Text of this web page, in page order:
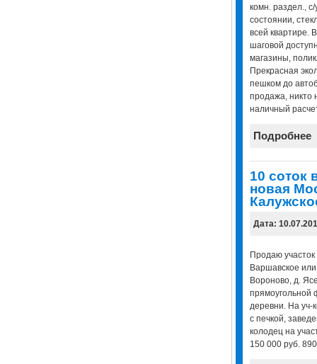
комн. раздел., с/
состоянии,
всей квартире.
шаговой
магазины,
Прекрасная
пешком до
продажа, никто
наличный
Подробнее
10 соток
новая
Дата:
Продаю участок
Варшавское
Вороново, д.
прямоугольной
деревни. На уч-
с печкой,
колодец на
150 000 руб.